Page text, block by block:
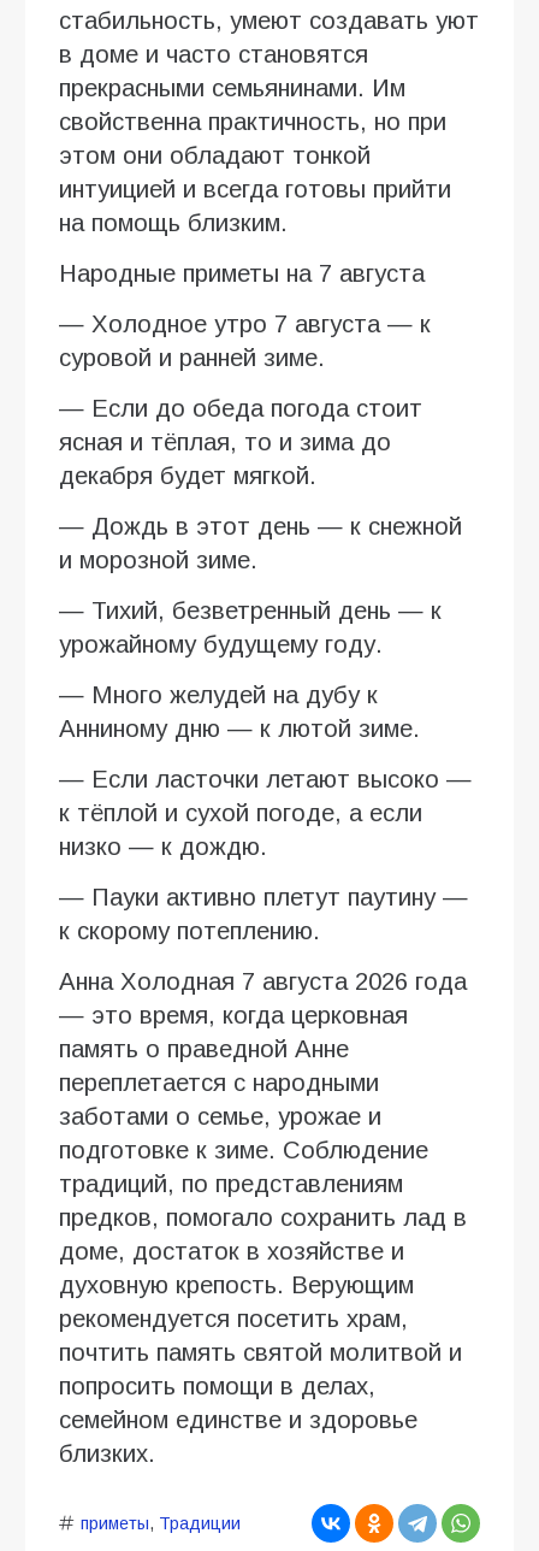
стабильность, умеют создавать уют
в доме и часто становятся
прекрасными семьянинами. Им
свойственна практичность, но при
этом они обладают тонкой
интуицией и всегда готовы прийти
на помощь близким.
Народные приметы на 7 августа
— Холодное утро 7 августа — к
суровой и ранней зиме.
— Если до обеда погода стоит
ясная и тёплая, то и зима до
декабря будет мягкой.
— Дождь в этот день — к снежной
и морозной зиме.
— Тихий, безветренный день — к
урожайному будущему году.
— Много желудей на дубу к
Анниному дню — к лютой зиме.
— Если ласточки летают высоко —
к тёплой и сухой погоде, а если
низко — к дождю.
— Пауки активно плетут паутину —
к скорому потеплению.
Анна Холодная 7 августа 2026 года
— это время, когда церковная
память о праведной Анне
переплетается с народными
заботами о семье, урожае и
подготовке к зиме. Соблюдение
традиций, по представлениям
предков, помогало сохранить лад в
доме, достаток в хозяйстве и
духовную крепость. Верующим
рекомендуется посетить храм,
почтить память святой молитвой и
попросить помощи в делах,
семейном единстве и здоровье
близких.
приметы, Традиции